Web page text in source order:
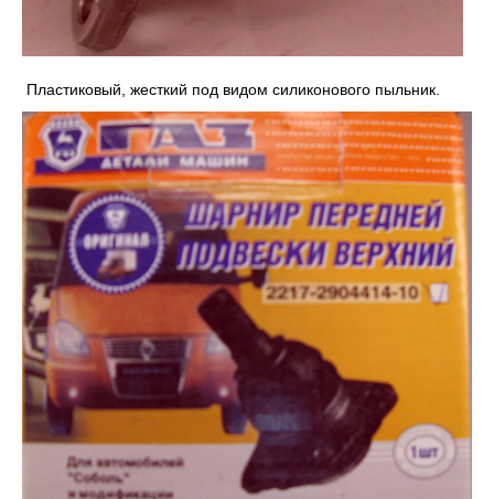
Пластиковый, жесткий под видом силиконового пыльник.